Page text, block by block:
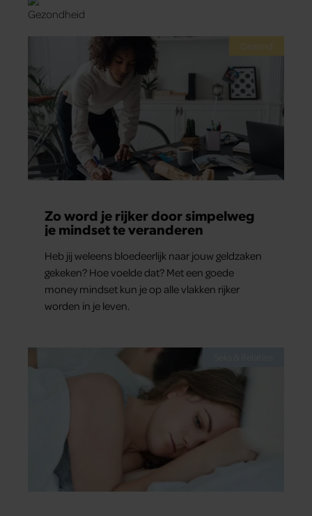
Gezond
Zo word je rijker door simpelweg
je mindset te veranderen
Heb jij weleens bloedeerlijk naar jouw geldzaken
gekeken? Hoe voelde dat? Met een goede
money mindset kun je op alle vlakken rijker
worden in je leven.